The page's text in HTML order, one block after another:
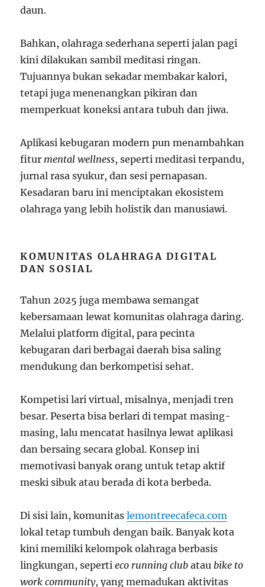
daun.
Bahkan, olahraga sederhana seperti jalan pagi
kini dilakukan sambil meditasi ringan.
Tujuannya bukan sekadar membakar kalori,
tetapi juga menenangkan pikiran dan
memperkuat koneksi antara tubuh dan jiwa.
Aplikasi kebugaran modern pun menambahkan
fitur mental wellness, seperti meditasi terpandu,
jurnal rasa syukur, dan sesi pernapasan.
Kesadaran baru ini menciptakan ekosistem
olahraga yang lebih holistik dan manusiawi.
KOMUNITAS OLAHRAGA DIGITAL
DAN SOSIAL
Tahun 2025 juga membawa semangat
kebersamaan lewat komunitas olahraga daring.
Melalui platform digital, para pecinta
kebugaran dari berbagai daerah bisa saling
mendukung dan berkompetisi sehat.
Kompetisi lari virtual, misalnya, menjadi tren
besar. Peserta bisa berlari di tempat masing-
masing, lalu mencatat hasilnya lewat aplikasi
dan bersaing secara global. Konsep ini
memotivasi banyak orang untuk tetap aktif
meski sibuk atau berada di kota berbeda.
Di sisi lain, komunitaslemontreecafeca.com
lokal tetap tumbuh dengan baik. Banyak kota
kini memiliki kelompok olahraga berbasis
lingkungan, sepertieco running club atau bike to
work community, yang memadukan aktivitas